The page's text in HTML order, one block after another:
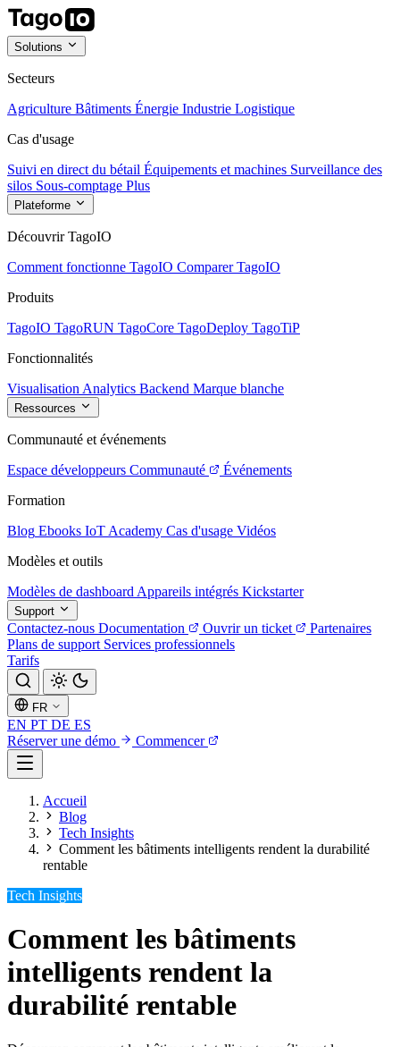
Solutions
Secteurs
Agriculture Bâtiments Énergie Industrie Logistique
Cas d'usage
Suivi en direct du bétail Équipements et machines Surveillance des
silos Sous-comptage Plus
Plateforme
Découvrir TagoIO
Comment fonctionne TagoIO Comparer TagoIO
Produits
TagoIO TagoRUN TagoCore TagoDeploy TagoTiP
Fonctionnalités
Visualisation Analytics Backend Marque blanche
Ressources
Communauté et événements
Espace développeurs Communauté
Événements
Formation
Blog Ebooks IoT Academy Cas d'usage Vidéos
Modèles et outils
Modèles de dashboard Appareils intégrés Kickstarter
Support
Contactez-nous Documentation Ouvrir un ticket
Partenaires
Plans de support Services professionnels
Tarifs
FR
EN PT DE ES
Réserver une démo
Commencer
Accueil
Blog
Tech Insights
Comment les bâtiments intelligents rendent la durabilité
rentable
Tech Insights
Comment les bâtiments
intelligents rendent la
durabilité rentable